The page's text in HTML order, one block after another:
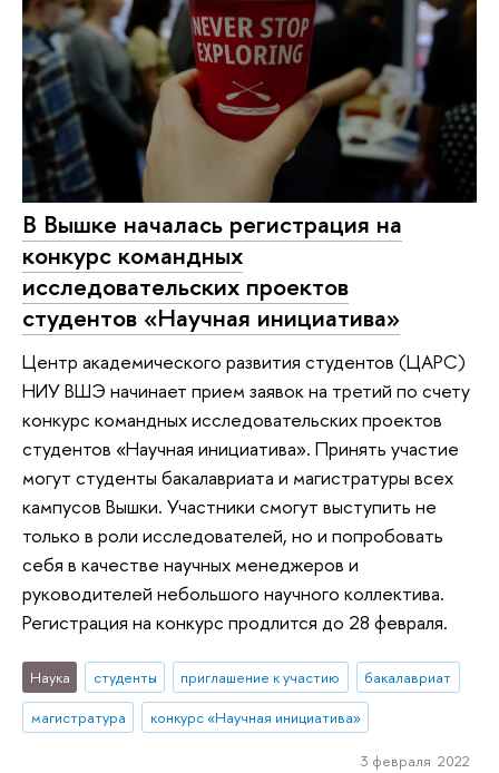
В Вышке началась регистрация на
конкурс командных
исследовательских проектов
студентов «Научная инициатива»
Центр академического развития студентов (ЦАРС)
НИУ ВШЭ начинает прием заявок на третий по счету
конкурс командных исследовательских проектов
студентов «Научная инициатива». Принять участие
могут студенты бакалавриата и магистратуры всех
кампусов Вышки. Участники смогут выступить не
только в роли исследователей, но и попробовать
себя в качестве научных менеджеров и
руководителей небольшого научного коллектива.
Регистрация на конкурс продлится до 28 февраля.
Наука студенты приглашение к участию
бакалавриат
магистратура
конкурс «Научная инициатива»
3 февраля 2022